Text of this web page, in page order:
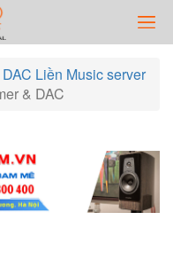
DAC Liền Music server
& DAC